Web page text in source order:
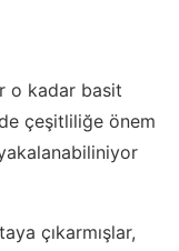
o kadar basit
çeşitliliğe önem
çıkarmışlar,